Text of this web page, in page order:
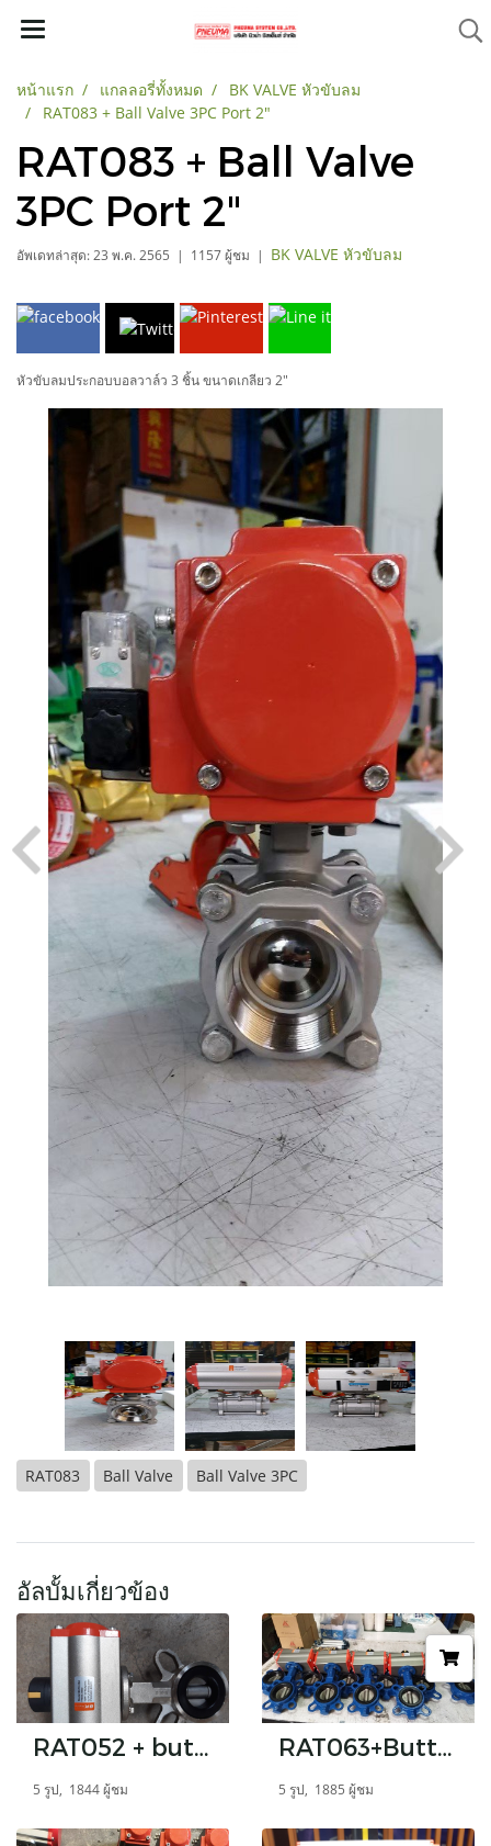
หน้าแรก แกลลอรี่ทั้งหมด
BK VALVE หัวขับลม
RAT083 + Ball Valve 3PC Port 2"
RAT083 + Ball Valve
3PC Port 2"
อัพเดทล่าสุด: 23 พ.ค. 2565 | 1157 ผู้ชม | BK VALVE หัวขับลม
หัวขับลมประกอบบอลวาล์ว 3 ชิ้น ขนาดเกลียว 2"
RAT083 Ball Valve Ball Valve 3PC
อัลบั้มเกี่ยวข้อง
RAT052 + butterfly valves
5 รูป, 1844 ผู้ชม
RAT063+Butterfly Valve 2.5 "
5 รูป, 1885 ผู้ชม